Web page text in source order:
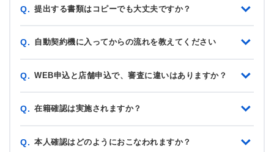
Q. 提出する書類はコピーでも大丈夫ですか？
Q. 自動契約機に入ってからの流れを教えてください
Q. WEB申込と店舗申込で、審査に違いはありますか？
Q. 在籍確認は実施されますか？
Q. 本人確認はどのようにおこなわれますか？